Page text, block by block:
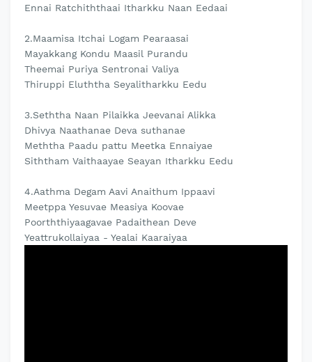
Ennai Ratchiththaai Itharkku Naan Eedaai
2.Maamisa Itchai Logam Pearaasai
Mayakkang Kondu Maasil Purandu
Theemai Puriya Sentronai Valiya
Thiruppi Eluththa Seyalitharkku Eedu
3.Seththa Naan Pilaikka Jeevanai Alikka
Dhivya Naathanae Deva suthanae
Meththa Paadu pattu Meetka Ennaiyae
Siththam Vaithaayae Seayan Itharkku Eedu
4.Aathma Degam Aavi Anaithum Ippaavi
Meetppa Yesuvae Measiya Koovae
Poorththiyaagavae Padaithean Deve
Yeattrukollaiyaa - Yealai Kaaraiyaa